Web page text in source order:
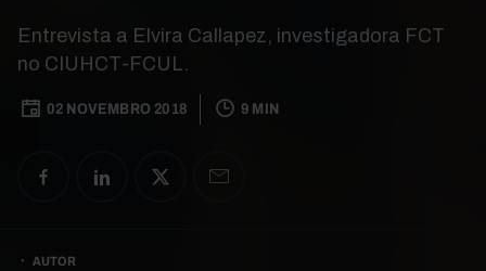
Entrevista a Elvira Callapez, investigadora FCT
no CIUHCT-FCUL.
02 NOVEMBRO 2018 9 MIN
AUTOR